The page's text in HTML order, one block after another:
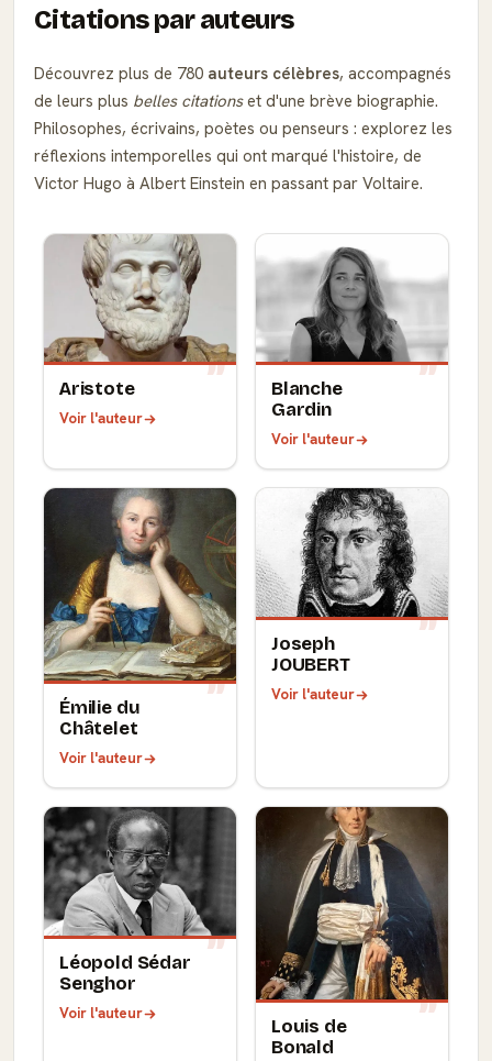
Citations par auteurs
Découvrez plus de 780 auteurs célèbres, accompagnés
de leurs plus belles citationset d'une brève biographie.
Philosophes, écrivains, poètes ou penseurs : explorez les
réflexions intemporelles qui ont marqué l'histoire, de
Victor Hugo à Albert Einstein en passant par Voltaire.
Aristote
Voir l'auteur
Blanche
Gardin
Voir l'auteur
Émilie du
Châtelet
Voir l'auteur
Joseph
JOUBERT
Voir l'auteur
Léopold Sédar
Senghor
Voir l'auteur
Louis de
Bonald